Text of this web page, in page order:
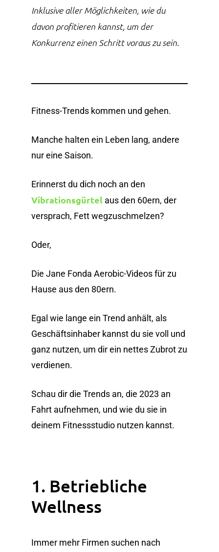
Inklusive aller Möglichkeiten, wie du
davon profitieren kannst, um der
Konkurrenz einen Schritt voraus zu sein.
Fitness-Trends kommen und gehen.
Manche halten ein Leben lang, andere
nur eine Saison.
Erinnerst du dich noch an den
Vibrationsgürtel aus den 60ern, der
versprach, Fett wegzuschmelzen?
Oder,
Die Jane Fonda Aerobic-Videos für zu
Hause aus den 80ern.
Egal wie lange ein Trend anhält, als
Geschäftsinhaber kannst du sie voll und
ganz nutzen, um dir ein nettes Zubrot zu
verdienen.
Schau dir die Trends an, die 2023 an
Fahrt aufnehmen, und wie du sie in
deinem Fitnessstudio nutzen kannst.
1. Betriebliche
Wellness
Immer mehr Firmen suchen nach